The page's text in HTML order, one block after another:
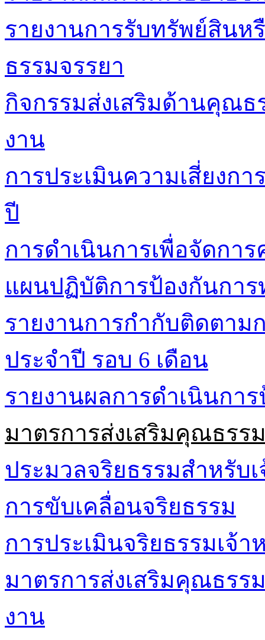
รายงานการรับทรัพย์สินห
ธรรมจรรยา
กิจกรรมส่งเสริมด้านคุณธ
งาน
การประเมินความเสี่ยงก
ปี
การดำเนินการเพื่อจัดกา
แผนปฏิบัติการป้องกันการ
รายงานการกำกับติดตาม
ประจำปี รอบ 6 เดือน
รายงานผลการดำเนินกา
มาตรการส่งเสริมคุณธรร
ประมวลจริยธรรมสำหรับ
การขับเคลื่อนจริยธรรม
การประเมินจริยธรรมเจ้
มาตรการส่งเสริมคุณธรร
งาน